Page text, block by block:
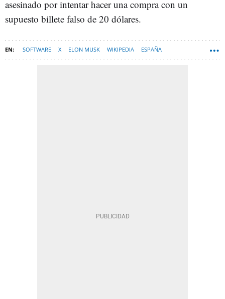
asesinado por intentar hacer una compra con un
supuesto billete falso de 20 dólares.
SOFTWARE X ELON MUSK WIKIPEDIA ESPAÑA